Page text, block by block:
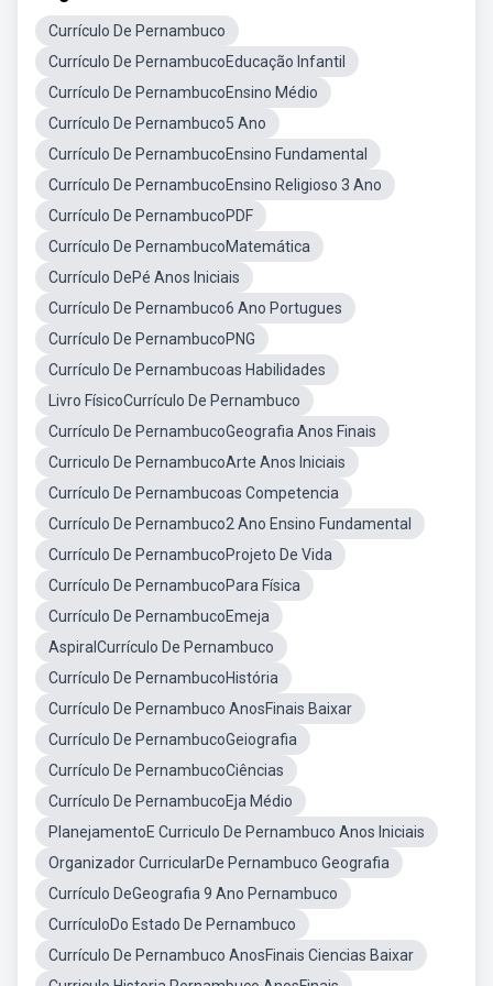
Currículo De Pernambuco
Currículo De PernambucoEducação Infantil
Currículo De PernambucoEnsino Médio
Currículo De Pernambuco5 Ano
Currículo De PernambucoEnsino Fundamental
Currículo De PernambucoEnsino Religioso 3 Ano
Currículo De PernambucoPDF
Currículo De PernambucoMatemática
Currículo DePé Anos Iniciais
Currículo De Pernambuco6 Ano Portugues
Currículo De PernambucoPNG
Currículo De Pernambucoas Habilidades
Livro FísicoCurrículo De Pernambuco
Currículo De PernambucoGeografia Anos Finais
Curriculo De PernambucoArte Anos Iniciais
Currículo De Pernambucoas Competencia
Currículo De Pernambuco2 Ano Ensino Fundamental
Currículo De PernambucoProjeto De Vida
Currículo De PernambucoPara Física
Currículo De PernambucoEmeja
AspiralCurrículo De Pernambuco
Currículo De PernambucoHistória
Currículo De Pernambuco AnosFinais Baixar
Currículo De PernambucoGeiografia
Currículo De PernambucoCiências
Currículo De PernambucoEja Médio
PlanejamentoE Curriculo De Pernambuco Anos Iniciais
Organizador CurricularDe Pernambuco Geografia
Currículo DeGeografia 9 Ano Pernambuco
CurrículoDo Estado De Pernambuco
Currículo De Pernambuco AnosFinais Ciencias Baixar